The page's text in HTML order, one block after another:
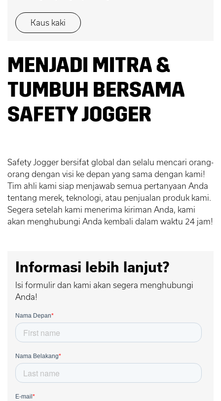
Kaus kaki
MENJADI MITRA &
TUMBUH BERSAMA
SAFETY JOGGER
Safety Jogger bersifat global dan selalu mencari orang-
orang dengan visi ke depan yang sama dengan kami!
Tim ahli kami siap menjawab semua pertanyaan Anda
tentang merek, teknologi, atau penjualan produk kami.
Segera setelah kami menerima kiriman Anda, kami
akan menghubungi Anda kembali dalam waktu 24 jam!
Informasi lebih lanjut?
Isi formulir dan kami akan segera menghubungi
Anda!